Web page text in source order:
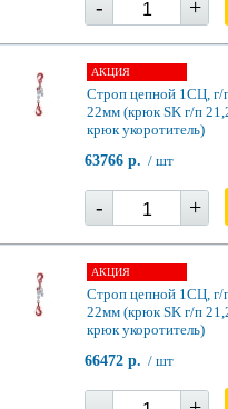
- +
АКЦИЯ
Строп цепной 1СЦ, г/
22мм (крюк SK г/п
крюк укоротитель)
63766 р. / шт
- +
АКЦИЯ
Строп цепной 1СЦ, г/
22мм (крюк SK г/п
крюк укоротитель)
66472 р. / шт